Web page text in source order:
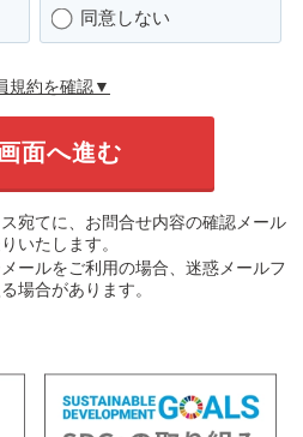
同意しない
規約を確認▼
宛てに、お問合せ内容の確認メール
いたします。
ールをご利用の場合、迷惑メールフ
場合があります。